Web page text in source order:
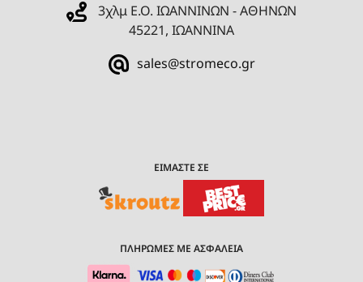
3χλμ Ε.Ο. ΙΩΑΝΝΙΝΩΝ - ΑΘΗΝΩΝ
45221, ΙΩΑΝΝΙΝΑ
sales@stromeco.gr
ΕΙΜΑΣΤΕ ΣΕ
ΠΛΗΡΩΜΕΣ ΜΕ ΑΣΦΑΛΕΙΑ